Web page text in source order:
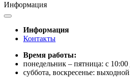
Информация
Информация
Контакты
Время работы:
понедельник – пятница: с 10:00
суббота, воскресенье: